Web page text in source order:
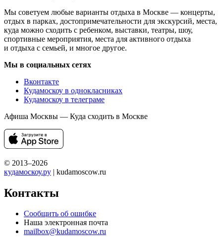
Мы советуем любые варианты отдыха в Москве — концерты,
отдых в парках, достопримечательности для экскурсий, места,
куда можно сходить с ребенком, выставки, театры, шоу,
спортивные мероприятия, места для активного отдыха
и отдыха с семьей, и многое другое.
Мы в социальных сетях
Вконтакте
Кудамоскоу в однокласниках
Кудамоскоу в телеграме
Афиша Москвы — Куда сходить в Москве
© 2013–2026
кудамоскоу.ру | kudamoscow.ru
Контакты
Сообщить об ошибке
Наша электронная почта
mailbox@kudamoscow.ru